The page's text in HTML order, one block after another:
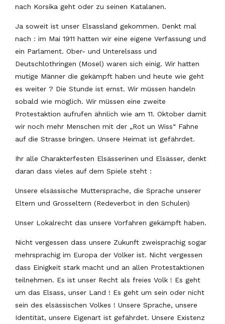
nach Korsika geht oder zu seinen Katalanen.
Ja soweit ist unser Elsassland gekommen. Denkt mal
nach : im Mai 1911 hatten wir eine eigene Verfassung und
ein Parlament. Ober- und Unterelsass und
Deutschlothringen (Mosel) waren sich einig. Wir hatten
mutige Männer die gekämpft haben und heute wie geht
es weiter ? Die Stunde ist ernst. Wir müssen handeln
sobald wie möglich. Wir müssen eine zweite
Protestaktion aufrufen ähnlich wie am 11. Oktober damit
wir noch mehr Menschen mit der „Rot un Wiss“ Fahne
auf die Strasse bringen. Unsere Heimat ist gefährdet.
Ihr alle Charakterfesten Elsässerinen und Elsässer, denkt
daran dass vieles auf dem Spiele steht :
Unsere elsässische Muttersprache, die Sprache unserer
Eltern und Grosseltern (Redeverbot in den Schulen)
Unser Lokalrecht das unsere Vorfahren gekämpft haben.
Nicht vergessen dass unsere Zukunft zweisprachig sogar
mehrsprachig im Europa der Völker ist. Nicht vergessen
dass Einigkeit stark macht und an allen Protestaktionen
teilnehmen. Es ist unser Recht als freies Volk ! Es geht
um das Elsass, unser Land ! Es geht um sein oder nicht
sein des elsässischen Volkes ! Unsere Sprache, unsere
Identität, unsere Eigenart ist gefährdet. Unsere Existenz